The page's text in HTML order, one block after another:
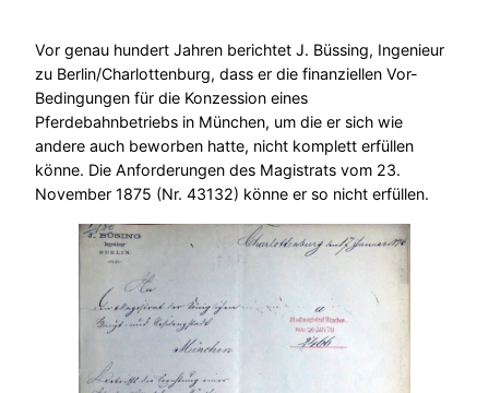
Vor genau hundert Jahren berichtet J. Büssing, Ingenieur
zu Berlin/Charlottenburg, dass er die finanziellen Vor-
Bedingungen für die Konzession eines
Pferdebahnbetriebs in München, um die er sich wie
andere auch beworben hatte, nicht komplett erfüllen
könne. Die Anforderungen des Magistrats vom 23.
November 1875 (Nr. 43132) könne er so nicht erfüllen.